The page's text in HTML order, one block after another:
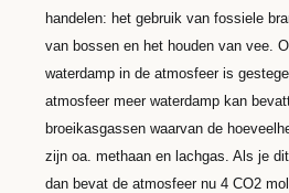
handelen: het gebruik van fossiele
van bossen en het houden van vee.
waterdamp in de atmosfeer is
atmosfeer meer waterdamp kan
broeikasgassen waarvan de
zijn oa. methaan en lachgas. Als je
dan bevat de atmosfeer nu 4 CO2